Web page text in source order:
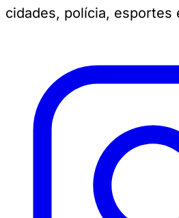
cidades, polícia, esportes